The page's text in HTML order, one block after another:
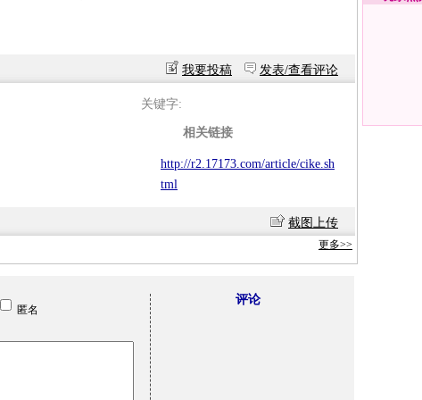
我要投稿 发表/查看评论
关键字:
相关链接
http://r2.17173.com/article/cike.sh
tml
截图上传
更多>>
匿名
评论